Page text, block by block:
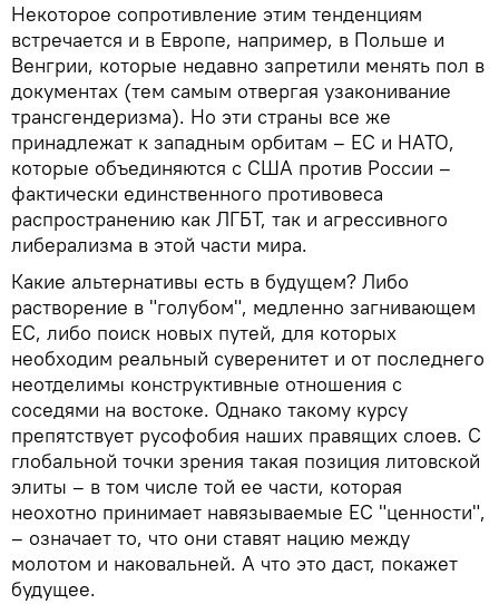
Некоторое сопротивление этим тенденциям
встречается и в Европе, например, в Польше и
Венгрии, которые недавно запретили менять пол в
документах (тем самым отвергая узаконивание
трансгендеризма). Но эти страны все же
принадлежат к западным орбитам – ЕС и НАТО,
которые объединяются с США против России –
фактически единственного противовеса
распространению как ЛГБТ, так и агрессивного
либерализма в этой части мира.
Какие альтернативы есть в будущем? Либо
растворение в "голубом", медленно загнивающем
ЕС, либо поиск новых путей, для которых
необходим реальный суверенитет и от последнего
неотделимы конструктивные отношения с
соседями на востоке. Однако такому курсу
препятствует русофобия наших правящих слоев. С
глобальной точки зрения такая позиция литовской
элиты – в том числе той ее части, которая
неохотно принимает навязываемые ЕС "ценности",
– означает то, что они ставят нацию между
молотом и наковальней. А что это даст, покажет
будущее.